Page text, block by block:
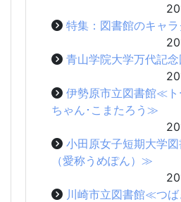
特集：図書館のキャ
青山学院大学万代記
伊勢原市立図書館≪ト
ちゃん･こまたろう≫
小田原女子短期大学
（愛称うめぽん）≫
川崎市立図書館≪つ